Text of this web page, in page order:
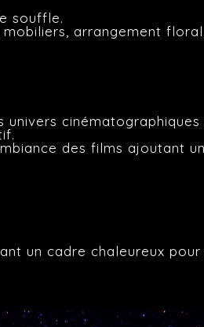
souffle.
arrangement
cinématographiques
des films ajoutant
un cadre chaleureux